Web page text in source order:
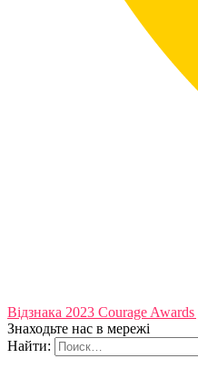
Відзнака 2023 Courage
Знаходьте нас в мережі
Найти: